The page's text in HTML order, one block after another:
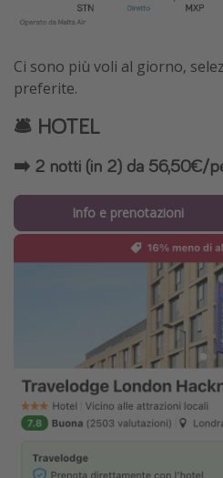
Ci sono più voli al giorno,
preferite.
🛎️ HOTEL
➡️ 2 notti (in 2) da 56,50€/
Info e prenotazioni